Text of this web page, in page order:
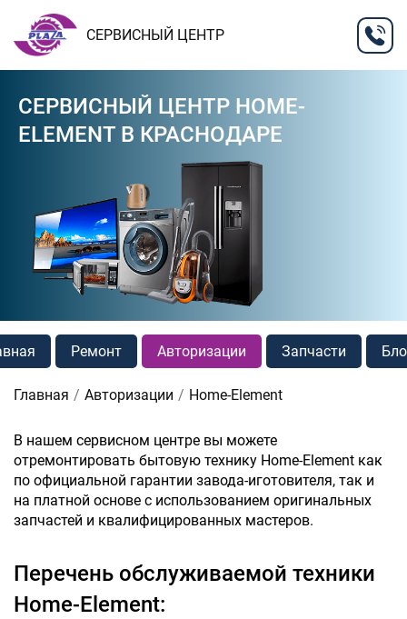
СЕРВИСНЫЙ ЦЕНТР
СЕРВИСНЫЙ ЦЕНТР HOME-
ELEMENT В КРАСНОДАРЕ
Ремонт Авторизации Запчасти
Главная Авторизации Home-Element
В нашем сервисном центре вы можете
отремонтировать бытовую технику Home-Element как
по официальной гарантии завода-иготовителя, так и
на платной основе с использованием оригинальных
запчастей и квалифицированных мастеров.
Перечень обслуживаемой техники
Home-Element: